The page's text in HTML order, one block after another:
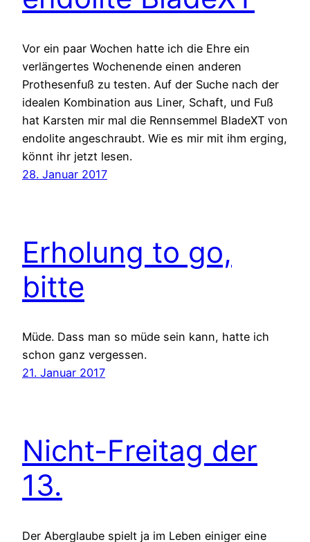
Vor ein paar Wochen hatte ich die Ehre ein
verlängertes Wochenende einen anderen
Prothesenfuß zu testen. Auf der Suche nach der
idealen Kombination aus Liner, Schaft, und Fuß
hat Karsten mir mal die Rennsemmel BladeXT von
endolite angeschraubt. Wie es mir mit ihm erging,
könnt ihr jetzt lesen.
28. Januar 2017
Erholung to go,
bitte
Müde. Dass man so müde sein kann, hatte ich
schon ganz vergessen.
21. Januar 2017
Nicht-Freitag der
13.
Der Aberglaube spielt ja im Leben einiger eine